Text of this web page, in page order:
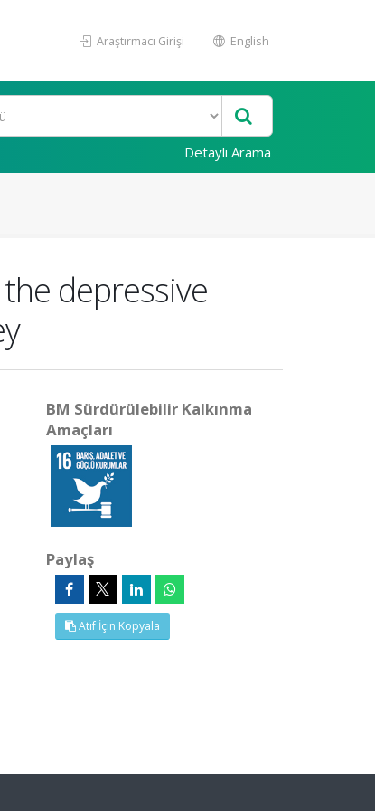
Araştırmacı Girişi English
Detaylı Arama
depressive
BM Sürdürülebilir Kalkınma
Amaçları
Paylaş
Atıf İçin Kopyala